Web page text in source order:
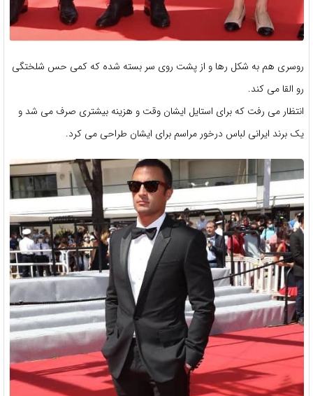
روسری هم به شکل رها و از پشت روی سر بسته شده که کمی حس شلختگی
رو القا می کند.
انتظار می رفت که برای استایل ایشان وقت و هزینه بیشتری صرف می شد و
یک برند ایرانی لباس درخور مراسم برای ایشان طراحی می کرد.